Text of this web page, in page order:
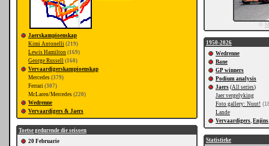
Jaerskampioenskap
Kimi Antonelli (219)
Lewis Hamilton (169)
George Russell (160)
Vervaardigerskampioenskap
Mercedes (379)
Ferrari (307)
McLaren/Mercedes (220)
Wedrenne
Vervaardigers & Jaers
Toetse gedurende die seisoen
20 Februarie
©
1950-2026
Wedrenne
Bane
GP winners
Podium analysis
Jaers (All series)
Jaer vergelyking
Foto gallery: Nuut!
Lande
Vervaardigers, Enjins
Statistieke